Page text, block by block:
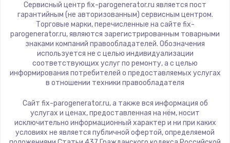
Сервисный центр fix-parogenerator.ru является пост
гарантийным (не авторизованным) сервисным центром.
Торговые марки, перечисленные на сайте fix-
parogenerator.ru, являются зарегистрированным товарными
знаками компаний правообладателей. Обозначения
используется не с целью индивидуализации
соответствующих услуг по ремонту, а с целью
информирования потребителей о предоставляемых услугах
в отношении техники правообладателя
Сайт fix-parogenerator.ru, а также вся информация об
услугах и ценах, предоставленная на нём, носит
исключительно информационный характер и ни при каких
условиях не является публичной офертой, определяемой